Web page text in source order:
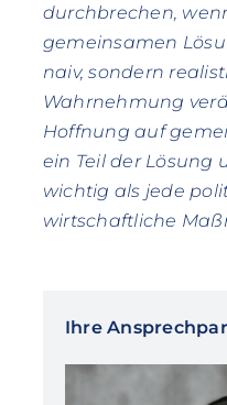
durchbrechen,
gemeinsamen
naiv, sondern
Wahrnehmung
Hoffnung auf
ein Teil der Lösung
wichtig als jede
wirtschaftliche
Ihre